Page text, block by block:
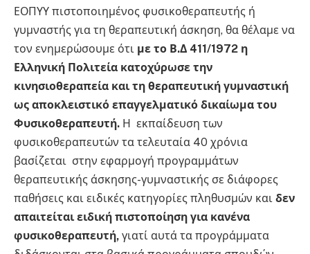
ΕΟΠΥΥ πιστοποιημένος φυσικοθεραπευτής ή
γυμναστής για τη θεραπευτική άσκηση, θα θέλαμε να
τον ενημερώσουμε ότι με το Β.Δ 411/1972 η
Ελληνική Πολιτεία κατοχύρωσε την
κινησιοθεραπεία και τη θεραπευτική γυμναστική
ως αποκλειστικό επαγγελματικό δικαίωμα του
Φυσικοθεραπευτή. Η εκπαίδευση των
φυσικοθεραπευτών τα τελευταία 40 χρόνια
βασίζεται στην εφαρμογή προγραμμάτων
θεραπευτικής άσκησης-γυμναστικής σε διάφορες
παθήσεις και ειδικές κατηγορίες πληθυσμών και δεν
απαιτείται ειδική πιστοποίηση για κανένα
φυσικοθεραπευτή, γιατί αυτά τα προγράμματα